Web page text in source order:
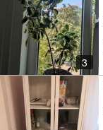
3